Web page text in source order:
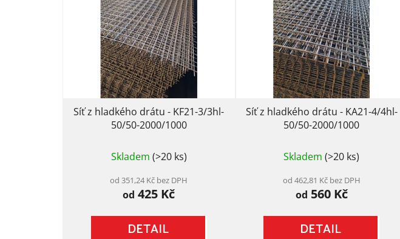
Síť z hladkého drátu - KF21-3/3hl-
50/50-2000/1000
hodnocení
je
5,0
5
hvězdiček.
Skladem (>20 ks)
od 351,24 Kč bez DPH
od 425 Kč
DETAIL
Síť z hladkého drátu - KA21-4/4hl-
50/50-2000/1000
hodnocení
je
5,0
5
hvězdiček.
Skladem(>20 ks)
od 462,81 Kč bez DPH
od 560 Kč
DETAIL